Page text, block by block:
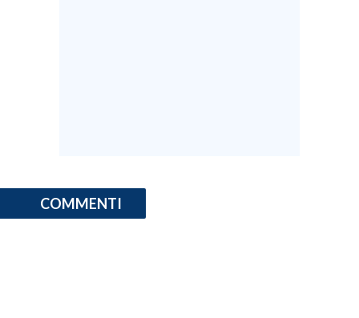
COMMENTI